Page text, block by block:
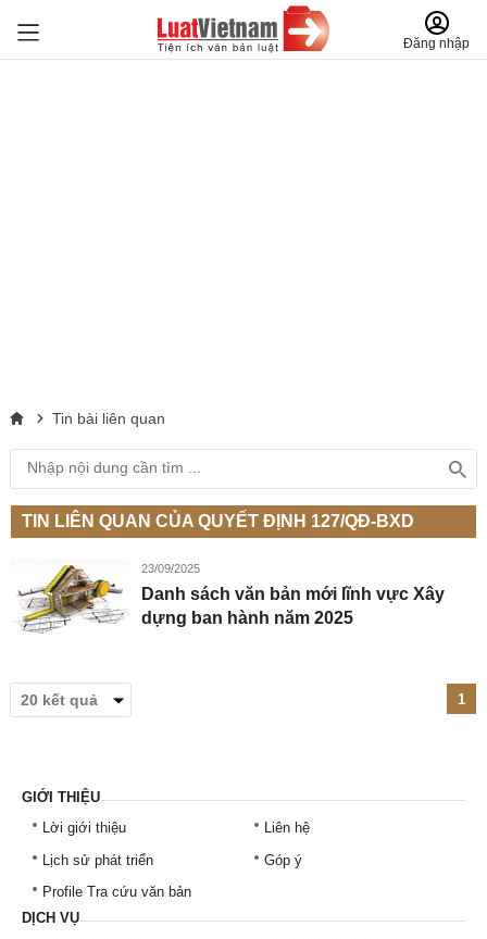
Đăng nhập
Tin bài liên quan
TIN LIÊN QUAN CỦA QUYẾT ĐỊNH 127/QĐ-BXD
23/09/2025
Danh sách văn bản mới lĩnh vực Xây
dựng ban hành năm 2025
1
GIỚI THIỆU
Lời giới thiệu
Lịch sử phát triển
Profile Tra cứu văn bản
Liên hệ
Góp ý
DỊCH VỤ